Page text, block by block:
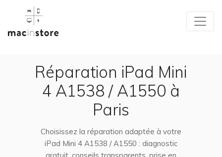
Réparation iPad Mini
4 A1538 / A1550 à
Paris
Choisissez la réparation adaptée à votre
iPad Mini 4 A1538 / A1550 : diagnostic